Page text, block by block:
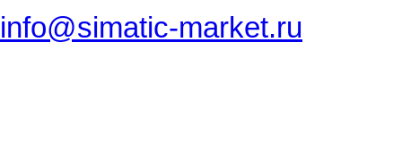
info@simatic-market.ru